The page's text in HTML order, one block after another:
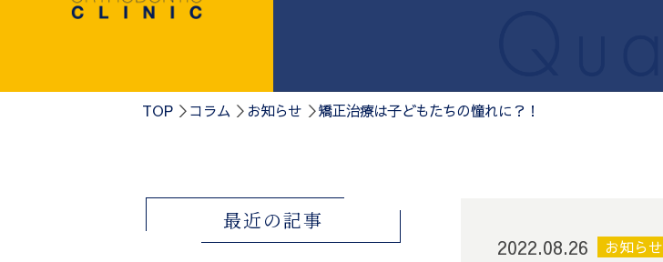
TOP コラム お知らせ 矯正治療は子どもたちの憧れに？！
最近の記事
2022.08.26 お知らせ